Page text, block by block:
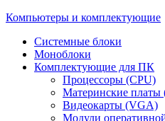
Компьютеры и комплектующие
Системные блоки
Моноблоки
Комплектующие для ПК
Процессоры (CPU)
Материнские платы
Видеокарты (VGA)
Модули